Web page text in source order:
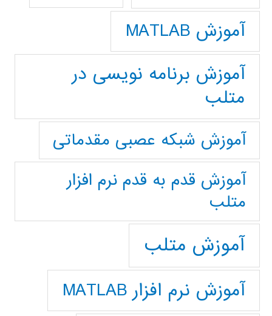
آموزش MATLAB
آموزش برنامه نویسی در
متلب
آموزش شبکه عصبی مقدماتی
آموزش قدم به قدم نرم افزار
متلب
آموزش متلب
آموزش نرم افزار MATLAB